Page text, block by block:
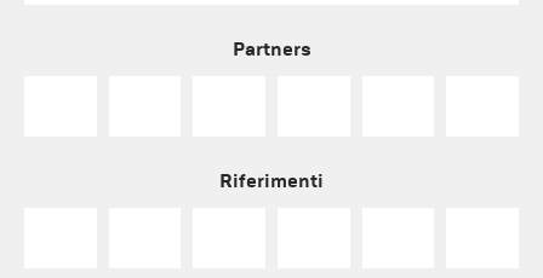
Partners
Riferimenti